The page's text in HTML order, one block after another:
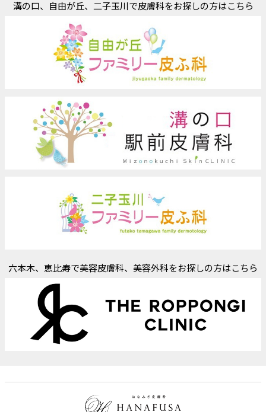
溝の口、自由が丘、二子玉川で皮膚科をお探しの方はこちら
六本木、恵比寿で美容皮膚科、美容外科をお探しの方はこちら